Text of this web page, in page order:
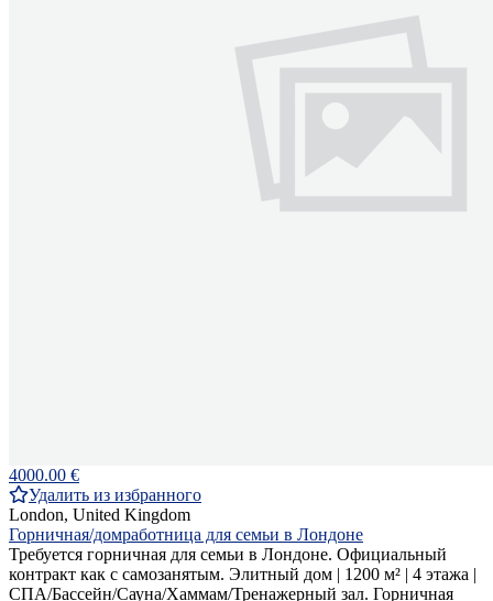
4000.00 €
Удалить из избранного
London, United Kingdom
Горничная/домработница для семьи в Лондоне
Требуется горничная для семьи в Лондоне. Официальный
контракт как с самозанятым. Элитный дом | 1200 м² | 4 этажа |
СПА/Бассейн/Сауна/Хаммам/Тренажерный зал. Горничная